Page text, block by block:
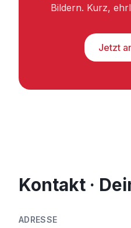
Bildern. Kurz,
Jetzt
Kontakt ·
ADRESSE